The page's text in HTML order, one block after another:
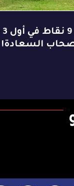
السعادة!